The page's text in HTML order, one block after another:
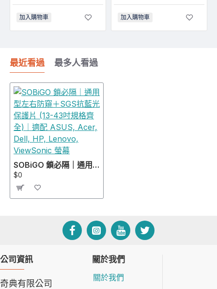
加入購物車 加入購物車
最近看過 最多人看過
SOBiGO 鎖必隔｜通用型左右防窺＋SGS抗藍光保護片 (13-43吋規格齊全)｜適配 ASUS, Acer, Dell, HP, Lenovo, ViewSonic 螢幕
$0
公司資訊
奇典有限公司
關於我們
關於我們